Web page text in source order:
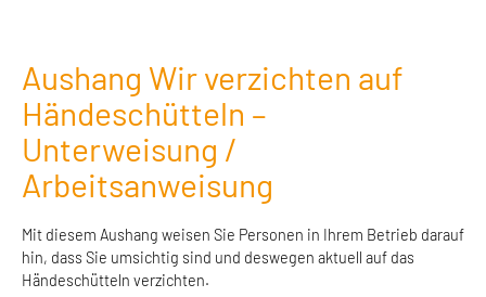
Aushang Wir verzichten auf
Händeschütteln –
Unterweisung /
Arbeitsanweisung
Mit diesem Aushang weisen Sie Personen in Ihrem Betrieb darauf
hin, dass Sie umsichtig sind und deswegen aktuell auf das
Händeschütteln verzichten.